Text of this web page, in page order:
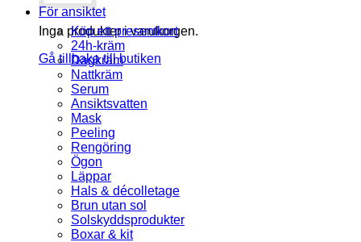
Inga produkter i varukorgen.
Gå tillbaka till butiken
För ansiktet
Köp ett presentkort
24h-kräm
Dagkräm
Nattkräm
Serum
Ansiktsvatten
Mask
Peeling
Rengöring
Ögon
Läppar
Hals & décolletage
Brun utan sol
Solskyddsprodukter
Boxar & kit